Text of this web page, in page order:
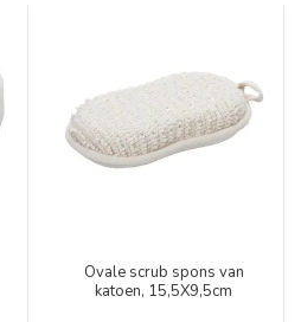
Ovale scrub spons van
katoen, 15,5X9,5cm